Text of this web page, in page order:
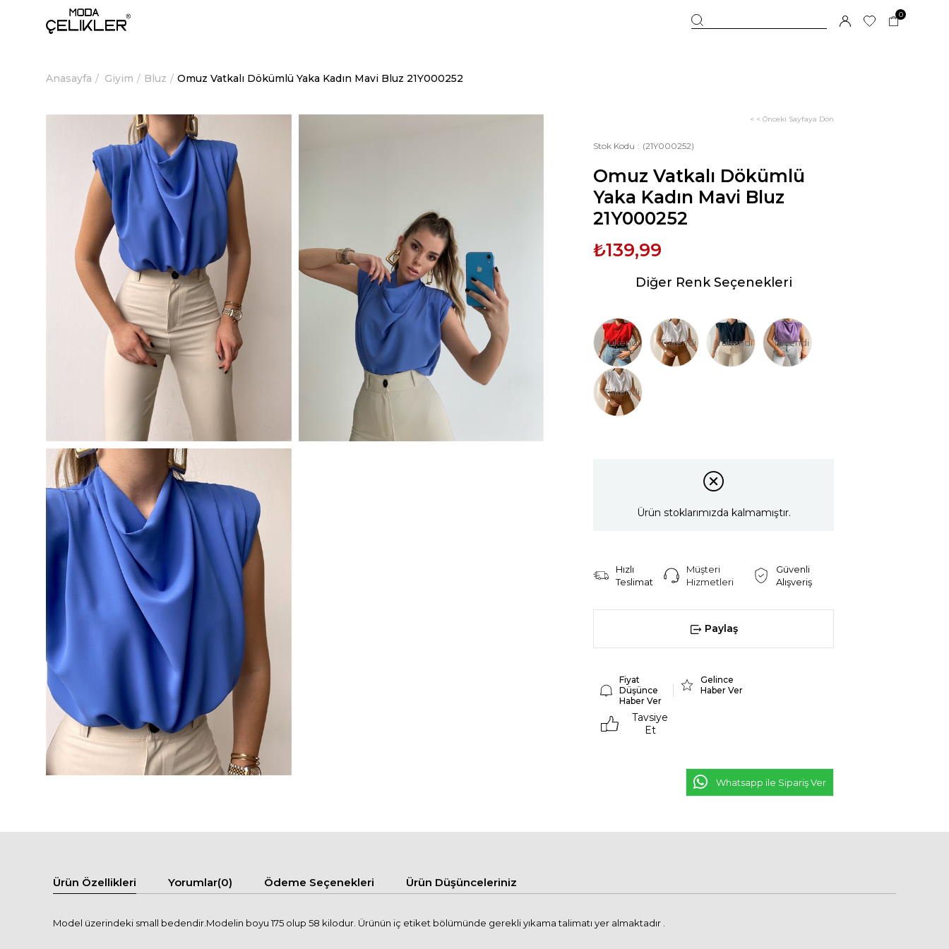
0
Anasayfa Giyim Bluz Omuz Vatkalı Dökümlü Yaka Kadın Mavi Bluz 21Y000252
< < Önceki Sayfaya Dön
Stok Kodu (21Y000252)
Omuz Vatkalı Dökümlü
Yaka Kadın Mavi Bluz
21Y000252
₺139,99
Diğer Renk Seçenekleri
Tükendi Tükendi Tükendi Tükendi
Tükendi
Ürün stoklarımızda kalmamıştır.
Hızlı
Teslimat
Müşteri
Hizmetleri
Güvenli
Alışveriş
Paylaş
Fiyat
Düşünce
Haber Ver
Gelince
Haber Ver
Tavsiye
Et
Whatsapp ile Sipariş Ver
Ürün Özellikleri Yorumlar(0) Ödeme Seçenekleri Ürün Düşünceleriniz
Model üzerindeki small bedendir.Modelin boyu 175 olup 58 kilodur. Ürünün iç etiket bölümünde gerekli yıkama talimatı yer almaktadır .